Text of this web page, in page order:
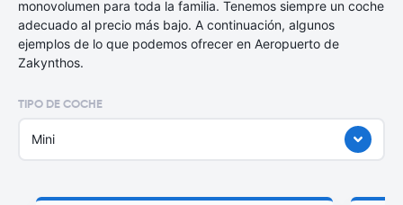
monovolumen para toda la familia. Tenemos siempre un coche
adecuado al precio más bajo. A continuación, algunos
ejemplos de lo que podemos ofrecer en Aeropuerto de
Zakynthos.
TIPO DE COCHE
Mini